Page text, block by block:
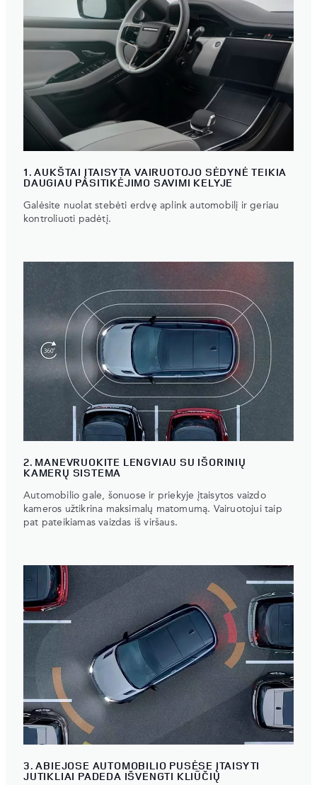
1. AUKŠTAI ĮTAISYTA VAIRUOTOJO SĖDYNĖ TEIKIA
DAUGIAU PASITIKĖJIMO SAVIMI KELYJE
Galėsite nuolat stebėti erdvę aplink automobilį ir geriau
kontroliuoti padėtį.
2. MANEVRUOKITE LENGVIAU SU IŠORINIŲ
KAMERŲ SISTEMA
Automobilio gale, šonuose ir priekyje įtaisytos vaizdo
kameros užtikrina maksimalų matomumą. Vairuotojui taip
pat pateikiamas vaizdas iš viršaus.
3. ABIEJOSE AUTOMOBILIO PUSĖSE ĮTAISYTI
JUTIKLIAI PADEDA IŠVENGTI KLIŪČIŲ